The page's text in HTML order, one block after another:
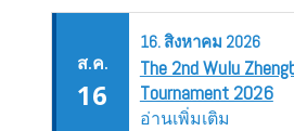
ส.ค.
16
16.สิงหาคม 2026
The 2nd Wulu
Tournament 2026
อ่านเพิ่มเติม